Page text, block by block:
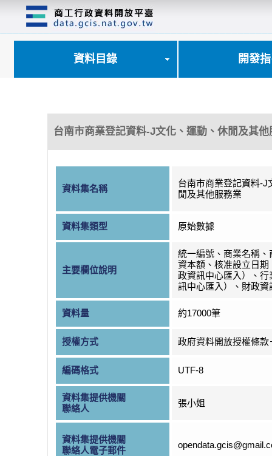
資料目錄 開發
台南市商業登記資料-J文化、運動、休閒及其他
資料集名稱
台南市商業登記資料-J
閒及其他服務業
資料集類型 原始數據
主要欄位說明
統一編號、商業名稱、
資本額、核准設立日期
政資訊中心匯入）、行
訊中心匯入）、財政資
資料量 約17000筆
授權方式 政府資料開放授權條款
編碼格式 UTF-8
資料集提供機關
聯絡人
張小姐
資料集提供機關
聯絡人電子郵件